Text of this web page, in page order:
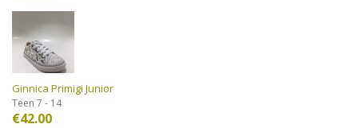
Ginnica Primigi Junior
Teen 7 - 14
€42.00